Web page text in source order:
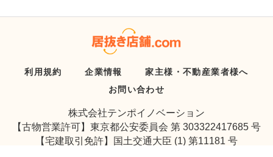
利用規約 企業情報
家主様・不動産業者様へ
お問い合わせ
株式会社テンポイノベーション
【古物営業許可】東京都公安委員会 第 303322417685 号
【宅建取引免許】国土交通大臣 (1) 第11181 号